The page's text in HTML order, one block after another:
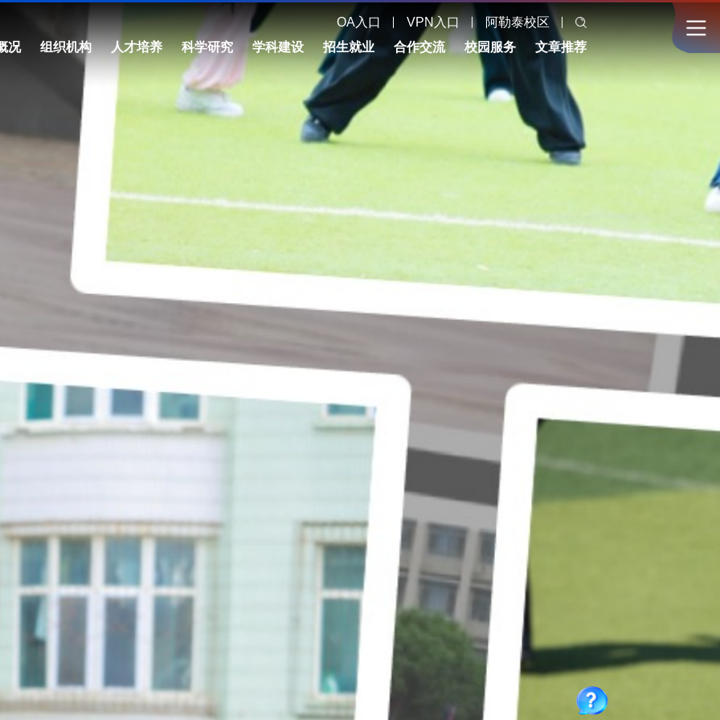
OA入口 VPN入口
阿勒泰校区
况
组织机构 人才培养 科学研究 学科建设 招生就业 合作交流 校园服务 文章推荐